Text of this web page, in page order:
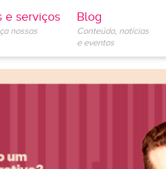
e serviços
nossas
Blog
Conteúdo, notícias
e eventos